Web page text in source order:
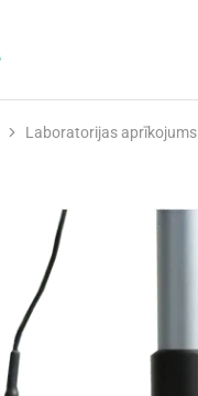
Laboratorijas aprīkojums